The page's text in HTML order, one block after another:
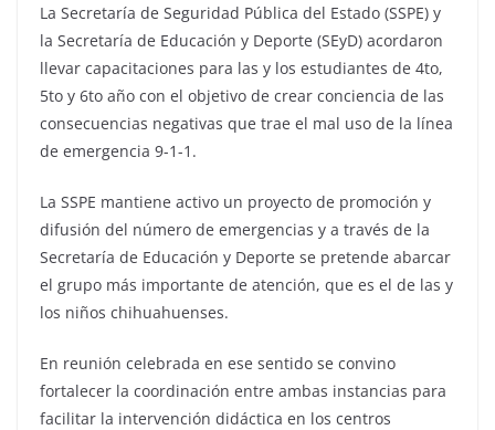
La Secretaría de Seguridad Pública del Estado (SSPE) y
la Secretaría de Educación y Deporte (SEyD) acordaron
llevar capacitaciones para las y los estudiantes de 4to,
5to y 6to año con el objetivo de crear conciencia de las
consecuencias negativas que trae el mal uso de la línea
de emergencia 9-1-1.
La SSPE mantiene activo un proyecto de promoción y
difusión del número de emergencias y a través de la
Secretaría de Educación y Deporte se pretende abarcar
el grupo más importante de atención, que es el de las y
los niños chihuahuenses.
En reunión celebrada en ese sentido se convino
fortalecer la coordinación entre ambas instancias para
facilitar la intervención didáctica en los centros